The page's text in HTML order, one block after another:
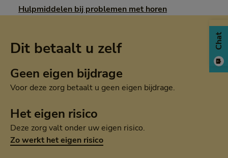
Hulpmiddelen bij problemen met horen
Dit betaalt u zelf
Geen eigen bijdrage
Voor deze zorg betaalt u geen eigen bijdrage.
Het eigen risico
Deze zorg valt onder uw eigen risico.
Zo werkt het eigen risico
Chat